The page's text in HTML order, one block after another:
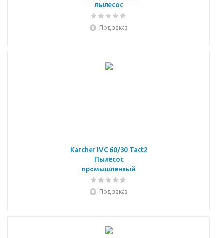
пылесос
Под заказ
Karcher IVС 60/30 Tact2
Пылесос
промышленный
Под заказ